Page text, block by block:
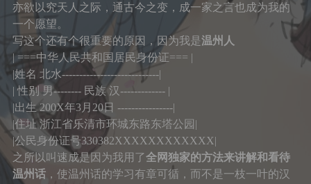
表演
登录
亦欲以究天人之际，通古今之变，成一家之言也成为我的
一个愿望。
写这个还有个很重要的原因，因为我是温州人
| ===中华人民共和国居民身份证=== |
|姓名 北水----------------------------|
| 性别 男-------- 民族 汉------------- |
|出生 200X年3月20日 ----------------|
|住址 浙江省乐清市环城东路东塔公园|
|公民身份证号330382XXXXXXXXXXXX|
之所以叫速成是因为我用了全网独家的方法来讲解和看待
温州话，使温州话的学习有章可循，而不是一枝一叶的汉